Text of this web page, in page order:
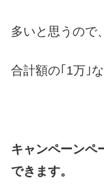
多いと思うので
合計額の｢1万｣
キャンペーンペ
できます。